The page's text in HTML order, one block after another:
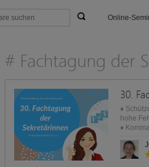
Online-
# Fachtagung der
♦
hohe
♦